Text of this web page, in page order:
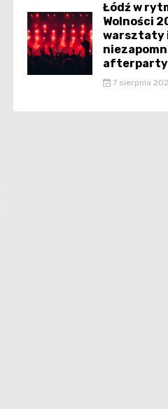
Łódź w
Wolności
warsztaty
7 sierpnia